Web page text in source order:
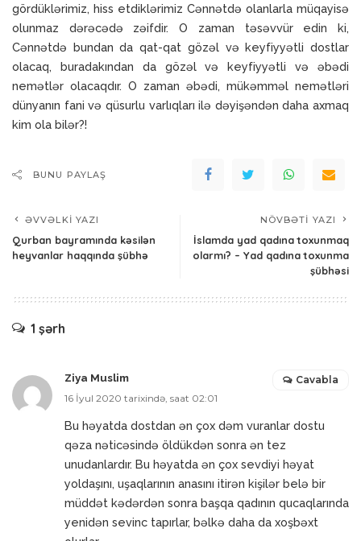
gördüklərimiz, hiss etdiklərimiz Cənnətdə olanlarla müqayisə
olunmaz dərəcədə zəifdir. O zaman təsəvvür edin ki,
Cənnətdə bundan da qat-qat gözəl və keyfiyyətli dostlar
olacaq, buradakından da gözəl və keyfiyyətli və əbədi
nemətlər olacaqdır. O zaman əbədi, mükəmməl nemətləri
dünyanın fani və qüsurlu varlıqları ilə dəyişəndən daha axmaq
kim ola bilər?!
BUNU PAYLAŞ
ƏVVƏLKI YAZI
Qurban bayramında kəsilən
heyvanlar haqqında şübhə
NÖVBƏTI YAZI
İslamda yad qadına toxunmaq
olarmı? – Yad qadına toxunma
şübhəsi
1 şərh
Ziya Muslim
16 İyul 2020 tarixində, saat 02:01
Bu həyatda dostdan ən çox dəm vuranlar dostu
qəza nəticəsində öldükdən sonra ən tez
unudanlardır. Bu həyatda ən çox sevdiyi həyat
yoldaşını, uşaqlarının anasını itirən kişilər belə bir
müddət kədərdən sonra başqa qadının qucaqlarında
yenidən sevinc tapırlar, bəlkə daha da xoşbəxt
Cavabla